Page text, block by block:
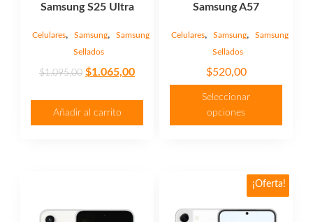
Samsung S25 Ultra
Celulares, Samsung,
Samsung
Sellados
$1.095,00 Original
was:
$1.095,00.
$1.065,00Current
$1.065,00.
Añadir al carrito
Samsung A57
Celulares, Samsung,
Samsung
Sellados
$520,00
Seleccionar
opciones
tiene
¡Oferta!
tiene